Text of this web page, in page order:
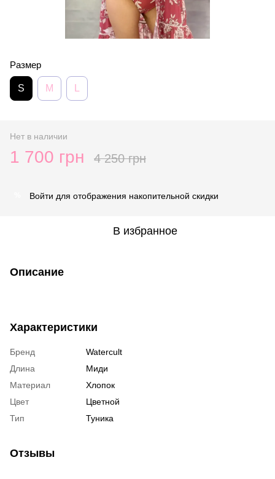
Размер
S M
Нет в наличии
1 700 грн 4 250 грн
Войти для отображения накопительной скидки
В избранное
Описание
Характеристики
Бренд
Watercult
Длина
Миди
Материал
Хлопок
Цвет
Цветной
Тип
Туника
Отзывы